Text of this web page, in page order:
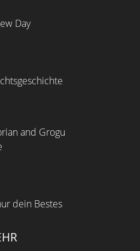
Day
and Grogu
dein Bestes